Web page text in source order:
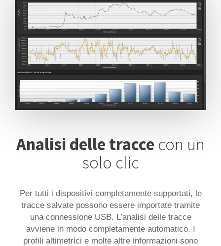
Analisi delle tracce con un
solo clic
Per tutti i dispositivi completamente supportati, le
tracce salvate possono essere importate tramite
una connessione USB. L’analisi delle tracce
avviene in modo completamente automatico. I
profili altimetrici e molte altre informazioni sono